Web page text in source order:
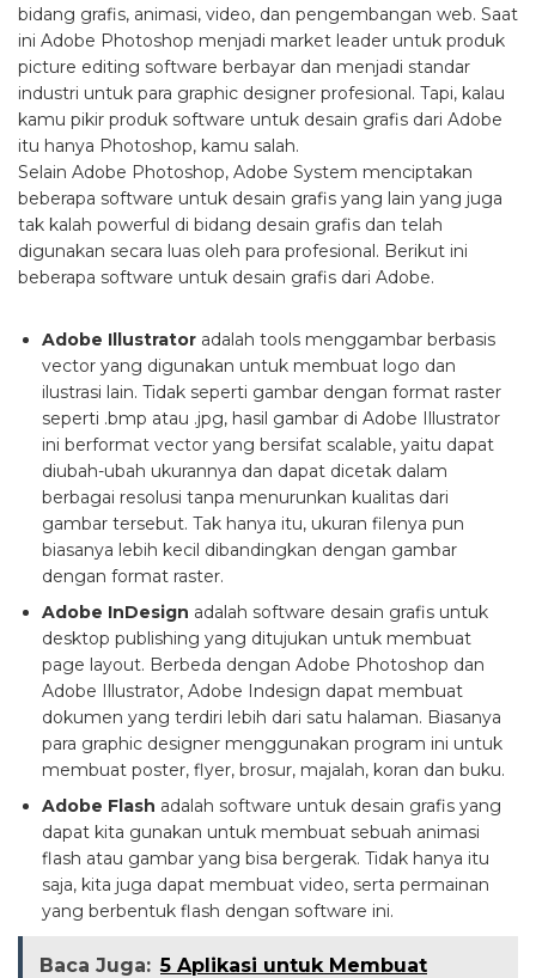
bidang grafis, animasi, video, dan pengembangan web. Saat
ini Adobe Photoshop menjadi market leader untuk produk
picture editing software berbayar dan menjadi standar
industri untuk para graphic designer profesional. Tapi, kalau
kamu pikir produk software untuk desain grafis dari Adobe
itu hanya Photoshop, kamu salah.
Selain Adobe Photoshop, Adobe System menciptakan
beberapa software untuk desain grafis yang lain yang juga
tak kalah powerful di bidang desain grafis dan telah
digunakan secara luas oleh para profesional. Berikut ini
beberapa software untuk desain grafis dari Adobe.
Adobe Illustrator adalah tools menggambar berbasis
vector yang digunakan untuk membuat logo dan
ilustrasi lain. Tidak seperti gambar dengan format raster
seperti .bmp atau .jpg, hasil gambar di Adobe Illustrator
ini berformat vector yang bersifat scalable, yaitu dapat
diubah-ubah ukurannya dan dapat dicetak dalam
berbagai resolusi tanpa menurunkan kualitas dari
gambar tersebut. Tak hanya itu, ukuran filenya pun
biasanya lebih kecil dibandingkan dengan gambar
dengan format raster.
Adobe InDesign adalah software desain grafis untuk
desktop publishing yang ditujukan untuk membuat
page layout. Berbeda dengan Adobe Photoshop dan
Adobe Illustrator, Adobe Indesign dapat membuat
dokumen yang terdiri lebih dari satu halaman. Biasanya
para graphic designer menggunakan program ini untuk
membuat poster, flyer, brosur, majalah, koran dan buku.
Adobe Flash adalah software untuk desain grafis yang
dapat kita gunakan untuk membuat sebuah animasi
flash atau gambar yang bisa bergerak. Tidak hanya itu
saja, kita juga dapat membuat video, serta permainan
yang berbentuk flash dengan software ini.
Baca Juga: 5 Aplikasi untuk Membuat